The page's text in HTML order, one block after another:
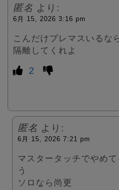
匿名 より:
6月 15, 2026 3:16 pm
こんだけプレマスいるな
隔離してくれよ
2
匿名 より:
6月 15, 2026 7:21 pm
マスタータッチでやめ
う
ソロなら尚更